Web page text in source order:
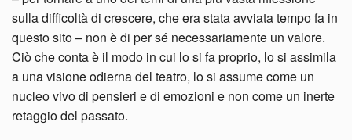
sulla difficoltà di crescere, che era stata avviata tempo fa in
questo sito – non è di per sé necessariamente un valore.
Ciò che conta è il modo in cui lo si fa proprio, lo si assimila
a una visione odierna del teatro, lo si assume come un
nucleo vivo di pensieri e di emozioni e non come un inerte
retaggio del passato.